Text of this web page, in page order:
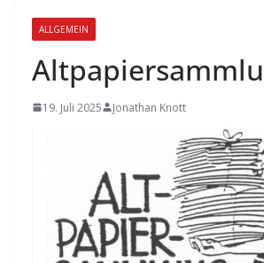
ALLGEMEIN
19. Juli 2025 Jonathan Knott